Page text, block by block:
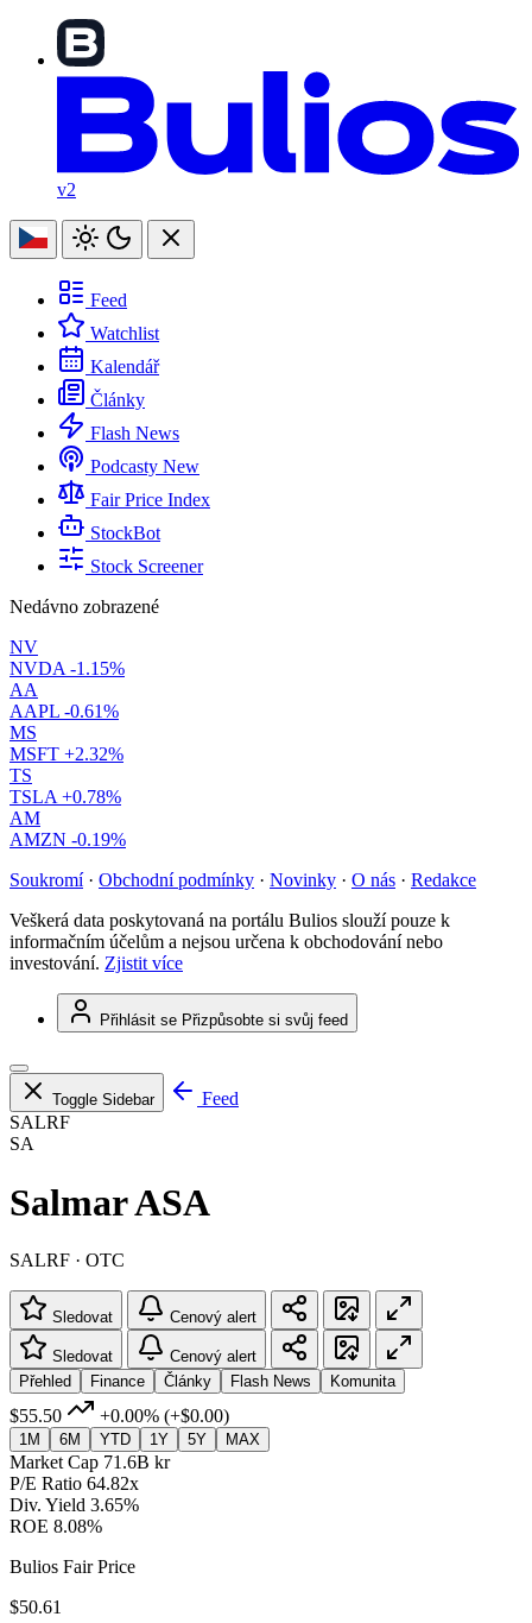
v2
Feed
Watchlist
Kalendář
Články
Flash News
Podcasty New
Fair Price Index
StockBot
Stock Screener
Nedávno zobrazené
NV
NVDA -1.15%
AA
AAPL -0.61%
MS
MSFT +2.32%
TS
TSLA +0.78%
AM
AMZN -0.19%
Soukromí · Obchodní podmínky · Novinky · O nás · Redakce
Veškerá data poskytovaná na portálu Bulios slouží pouze k
informačním účelům a nejsou určena k obchodování nebo
investování. Zjistit více
Přihlásit se Přizpůsobte si svůj feed
Toggle Sidebar
Feed
SALRF
SA
Salmar ASA
SALRF · OTC
Sledovat Cenový alert
Sledovat
Cenový alert
Přehled
Finance Články Flash News Komunita
$55.50 +0.00% (+$0.00)
1M 6M YTD 1Y 5Y MAX
Market Cap 71.6B kr
P/E Ratio 64.82x
Div. Yield 3.65%
ROE 8.08%
Bulios Fair Price
$50.61